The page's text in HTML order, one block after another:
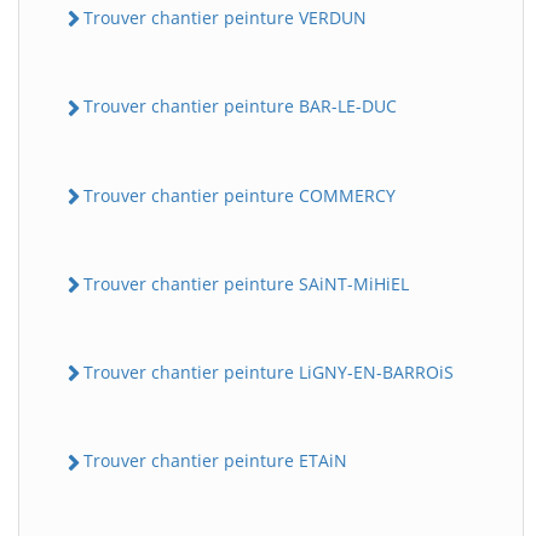
Trouver chantier peinture VERDUN
Trouver chantier peinture BAR-LE-DUC
Trouver chantier peinture COMMERCY
Trouver chantier peinture SAiNT-MiHiEL
Trouver chantier peinture LiGNY-EN-BARROiS
Trouver chantier peinture ETAiN